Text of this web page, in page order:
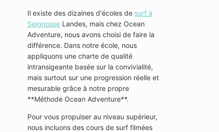
Il existe des dizaines d'écoles de surf à
Seignosse Landes, mais chez Ocean
Adventure, nous avons choisi de faire la
différence. Dans notre école, nous
appliquons une charte de qualité
intransigeante basée sur la convivialité,
mais surtout sur une progression réelle et
mesurable grâce à notre propre
**Méthode Ocean Adventure**.
Pour vous propulser au niveau supérieur,
nous incluons des cours de surf filmées